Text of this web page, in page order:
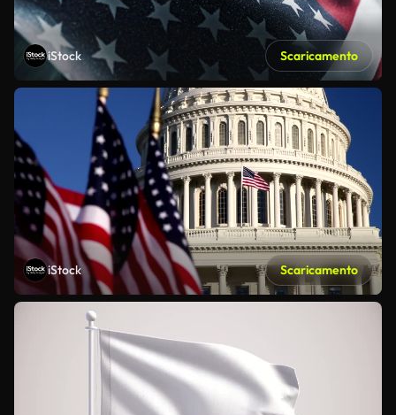
iStock Scaricamento
iStock Scaricamento